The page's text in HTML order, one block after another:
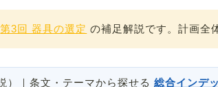
第3回 器具の選定 の補足解説です。計画全
）｜条文・テーマから探せる 総合インデ